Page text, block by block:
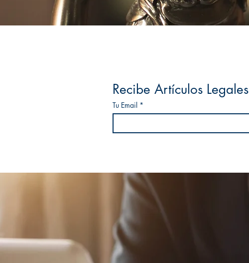
Recibe Artículos
Tu Email *